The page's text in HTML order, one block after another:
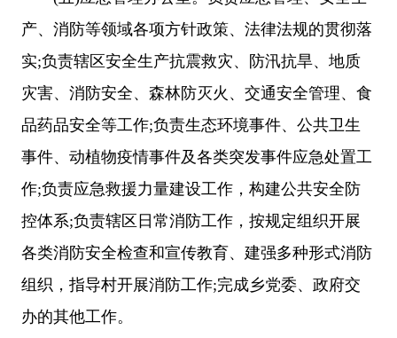
产、消防等领域各项方针政策、法律法规的贯彻落
实;负责辖区安全生产抗震救灾、防汛抗旱、地质
灾害、消防安全、森林防灭火、交通安全管理、食
品药品安全等工作;负责生态环境事件、公共卫生
事件、动植物疫情事件及各类突发事件应急处置工
作;负责应急救援力量建设工作，构建公共安全防
控体系;负责辖区日常消防工作，按规定组织开展
各类消防安全检查和宣传教育、建强多种形式消防
组织，指导村开展消防工作;完成乡党委、政府交
办的其他工作。